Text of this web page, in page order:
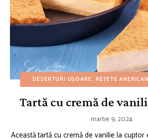
DESERTURI UȘOARE REȚETE
Tartă cu cremă de
martie 9, 2024
Această tartă cu cremă de vanilie la cuptor